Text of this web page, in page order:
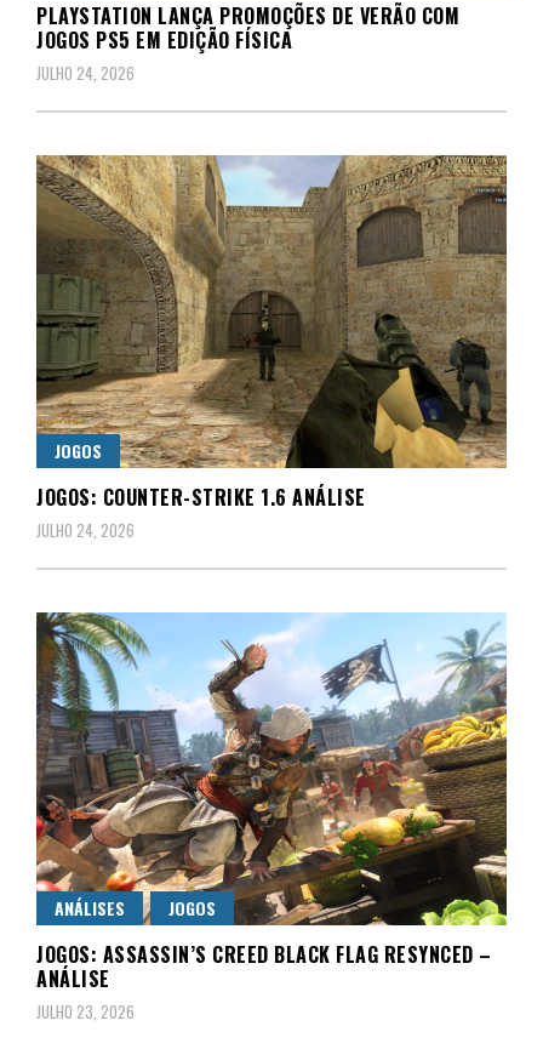
PLAYSTATION LANÇA PROMOÇÕES DE VERÃO COM
JOGOS PS5 EM EDIÇÃO FÍSICA
JULHO 24, 2026
JOGOS
JOGOS: COUNTER-STRIKE 1.6 ANÁLISE
JULHO 24, 2026
ANÁLISES JOGOS
JOGOS: ASSASSIN’S CREED BLACK FLAG RESYNCED –
ANÁLISE
JULHO 23, 2026